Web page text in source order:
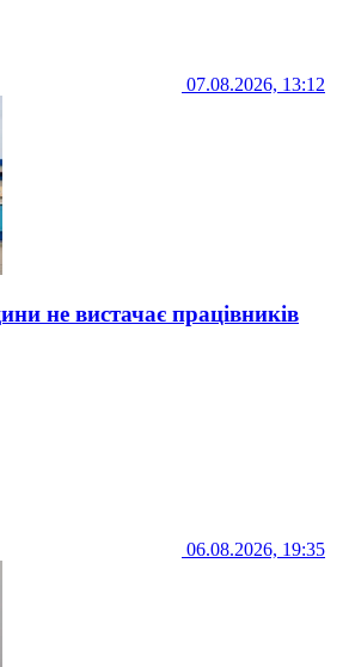
07.08.2026, 13:12
не вистачає працівників
06.08.2026, 19:35